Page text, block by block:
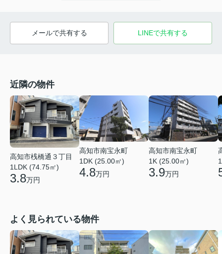
メールで共有する LINEで共有する
近隣の物件
高知市桟橋通３丁目
1LDK (74.75㎡)
3.8万円
高知市南宝永町
1DK (25.00㎡)
4.8万円
高知市南宝永町
1K (25.00㎡)
3.9万円
よく見られている物件